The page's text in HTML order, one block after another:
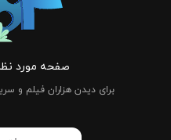
صفحه مورد
برای دیدن هزاران فیلم و